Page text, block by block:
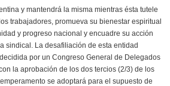
y mantendrá la misma mientras ésta tutele
trabajadores, promueva su bienestar espiritual
y progreso nacional y encuadre su acción
sindical. La desafiliación de esta entidad
por un Congreso General de Delegados
la aprobación de los dos tercios (2/3) de los
se adoptará para el supuesto de